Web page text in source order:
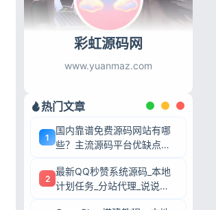
彩虹源码网
www.yuanmaz.com
热门文章
1
国内靠谱免费源码网站有哪
些？主流源码平台优缺点深
2
最新QQ秒赞系统源码_本地
计划任务_分站代理_说说赞